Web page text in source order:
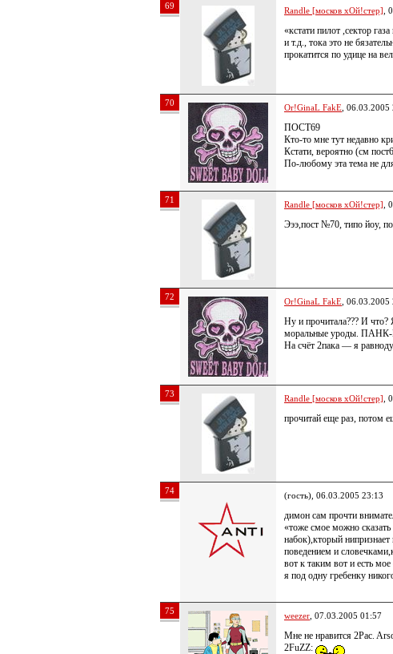
69 Randle [москов хОй!стер] ,
«кстати пилот ,сектор
и т.д., тока это не
прокатится по удице на
70 Or!GinaL FakE ,
ПОСТ69
Кто-то мне тут недавно
Кстати, вероятно (см
По-любому эта тема не
71 Randle [москов хОй!стер] ,
Эээ,пост №70, типо йоу,
72 Or!GinaL FakE ,
Ну и прочитала??? И что?
моральные уроды.
На счёт 2пака — я
73 Randle [москов хОй!стер] ,
прочитай еще раз, потом
74 (гость), 06.03.2005 23:13
димон сам прочти
«тоже смое можно
набок),кторый
поведением и
вот к таким вот и есть
я под одну гребенку
75 weezer , 07.03.2005 01:57
Мне не нравится 2Pac.
2FuZZ: